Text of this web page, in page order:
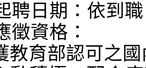
聘日期：依到
徵資格：